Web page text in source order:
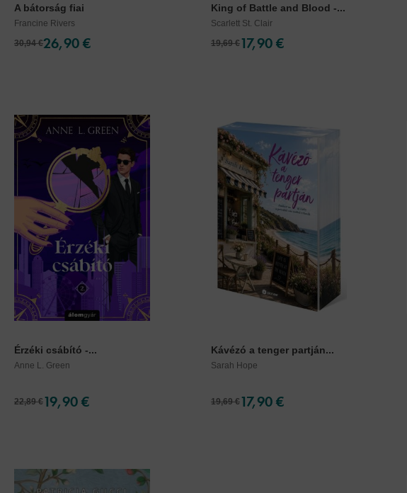
A bátorság fiai
Francine Rivers
30,94 €26,90 €
King of Battle and Blood -...
Scarlett St. Clair
19,69 €17,90 €
Érzéki csábító -...
Anne L. Green
22,89 €19,90 €
Kávézó a tenger partján...
Sarah Hope
19,69 €17,90 €